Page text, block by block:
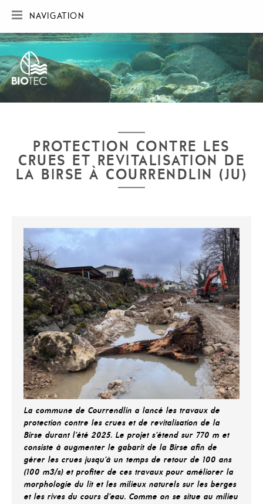
NAVIGATION
ACCUEIL
SOCIÉTÉ
RÉALISATIONS
CARTE DES RÉALISATIONS
CONTACT
PROTECTION CONTRE LES
CRUES ET REVITALISATION DE
LA BIRSE À COURRENDLIN (JU)
La commune de Courrendlin a lancé les travaux de
protection contre les crues et de revitalisation de la
Birse durant l’été 2025. Le projet s’étend sur 770 m et
consiste à augmenter le gabarit de la Birse afin de
gérer les crues jusqu’à un temps de retour de 100 ans
(100 m3/s) et profiter de ces travaux pour améliorer la
morphologie du lit et les milieux naturels sur les berges
et les rives du cours d’eau. Comme on se situe au milieu